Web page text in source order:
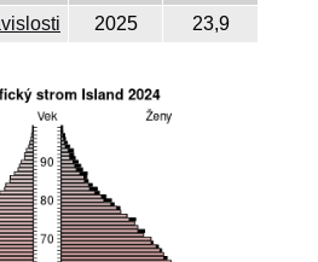
2025 23,9